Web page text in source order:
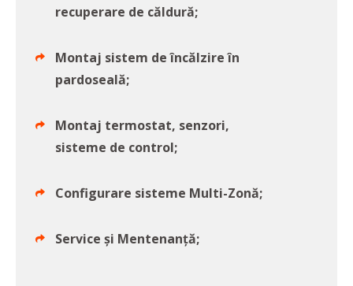
recuperare de căldură;
Montaj sistem de încălzire în
pardoseală;
Montaj termostat, senzori,
sisteme de control;
Configurare sisteme Multi-Zonă;
Service și Mentenanță;